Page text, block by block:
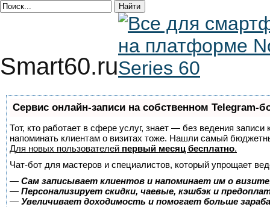
Smart60.ru
Сервис онлайн-записи на собственном Telegram-
Тот, кто работает в сфере услуг, знает — без ведения
напоминать клиентам о визитах тоже. Нашли самый
Для новых пользователей первый месяц бесплатно.
Чат-бот для мастеров и специалистов, который упрощает
— Сам записывает клиентов и напоминает им о
— Персонализирует скидки, чаевые, кэшбэк и
— Увеличивает доходимость и помогает больше